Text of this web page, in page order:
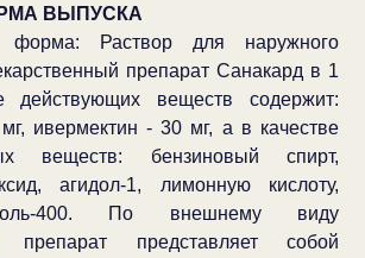
ВЫПУСКА
форма: Раствор для наружного
препарат Санакард в 1
действующих веществ содержит:
ивермектин - 30 мг, а в качестве
веществ: бензиновый спирт,
агидол-1, лимонную кислоту,
400. По внешнему виду
препарат представляет собой